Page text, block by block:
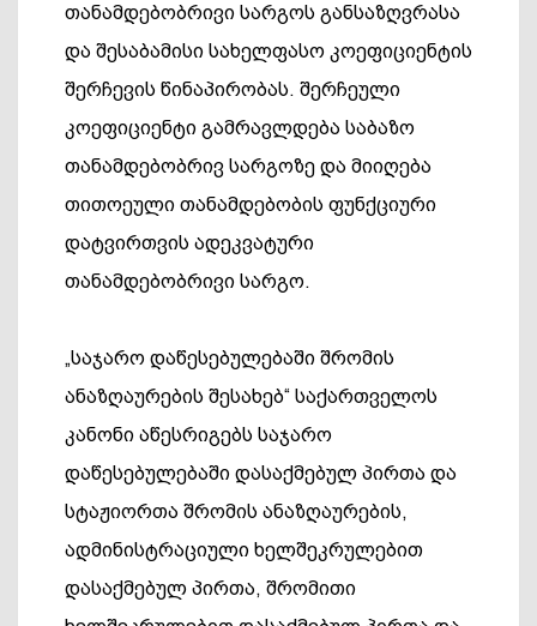
თანამდებობრივი სარგოს განსაზღვრასა
და შესაბამისი სახელფასო კოეფიციენტის
შერჩევის წინაპირობას. შერჩეული
კოეფიციენტი გამრავლდება საბაზო
თანამდებობრივ სარგოზე და მიიღება
თითოეული თანამდებობის ფუნქციური
დატვირთვის ადეკვატური
თანამდებობრივი სარგო.
„საჯარო დაწესებულებაში შრომის
ანაზღაურების შესახებ“ საქართველოს
კანონი აწესრიგებს საჯარო
დაწესებულებაში დასაქმებულ პირთა და
სტაჟიორთა შრომის ანაზღაურების,
ადმინისტრაციული ხელშეკრულებით
დასაქმებულ პირთა, შრომითი